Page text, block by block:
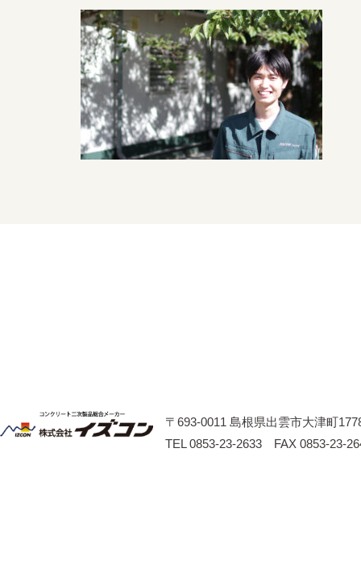
〒693-0011 島根県出雲市大津町
TEL 0853-23-2633 FAX 0853-23-